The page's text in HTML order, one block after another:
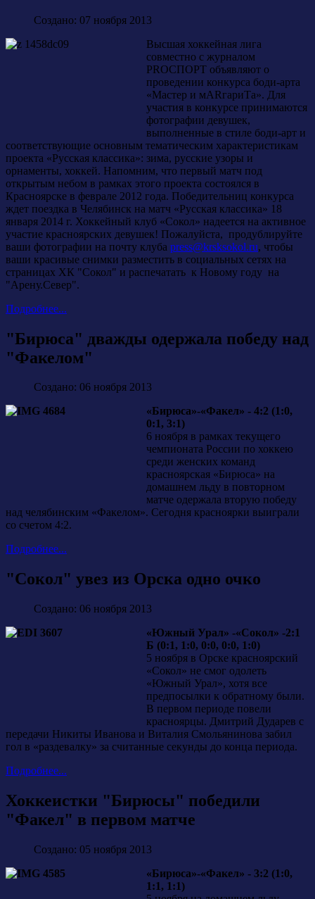
Создано: 07 ноября 2013
Высшая хоккейная лига
совместно с журналом
PROСПОРТ объявляют о
проведении конкурса боди-арта
«Мастер и мARгариTа». Для
участия в конкурсе принимаются
фотографии девушек,
выполненные в стиле боди-арт и
соответствующие основным тематическим характеристикам
проекта «Русская классика»: зима, русские узоры и
орнаменты, хоккей. Напомним, что первый матч под
открытым небом в рамках этого проекта состоялся в
Красноярске в феврале 2012 года. Победительниц конкурса
ждет поездка в Челябинск на матч «Русская классика» 18
января 2014 г. Хоккейный клуб «Сокол» надеется на активное
участие красноярских девушек! Пожалуйста, продублируйте
ваши фотографии на почту клуба press@krsksokol.ru, чтобы
ваши красивые снимки разместить в социальных сетях на
страницах ХК "Сокол" и распечатать к Новому году на
"Арену.Север".
Подробнее...
"Бирюса" дважды одержала победу над
"Факелом"
Создано: 06 ноября 2013
«Бирюса»-«Факел» - 4:2 (1:0,
0:1, 3:1)
6 ноября в рамках текущего
чемпионата России по хоккею
среди женских команд
красноярская «Бирюса» на
домашнем льду в повторном
матче одержала вторую победу
над челябинским «Факелом». Сегодня красноярки выиграли
со счетом 4:2.
Подробнее...
"Сокол" увез из Орска одно очко
Создано: 06 ноября 2013
«Южный Урал» -«Сокол» -2:1
Б (0:1, 1:0, 0:0, 0:0, 1:0)
5 ноября в Орске красноярский
«Сокол» не смог одолеть
«Южный Урал», хотя все
предпосылки к обратному были.
В первом периоде повели
красноярцы. Дмитрий Дударев с
передачи Никиты Иванова и Виталия Смольянинова забил
гол в «раздевалку» за считанные секунды до конца периода.
Подробнее...
Хоккеистки "Бирюсы" победили
"Факел" в первом матче
Создано: 05 ноября 2013
«Бирюса»-«Факел» - 3:2 (1:0,
1:1, 1:1)